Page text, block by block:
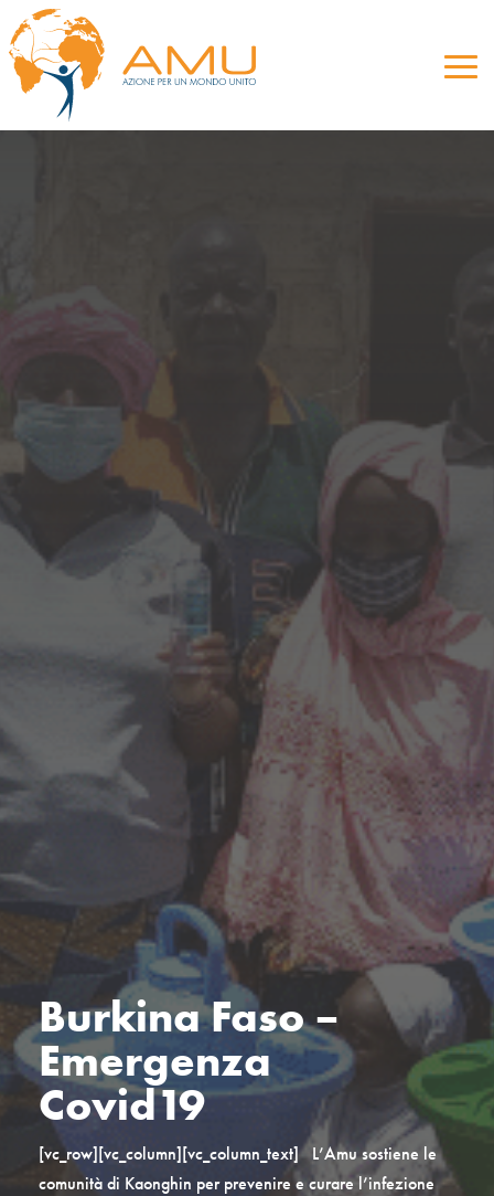
Burkina Faso –
Emergenza
Covid19
[vc_row][vc_column][vc_column_text] L’Amu sostiene le
comunità di Kaonghin per prevenire e curare l’infezione